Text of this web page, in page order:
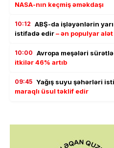
NASA-nın keçmiş əməkdaşı
10:12 ABŞ-da işləyənlərin
istifadə edir– ən populyar
10:00 Avropa meşələri
itkilər 46% artıb
09:45 Yağış suyu şəhərləri
maraqlı üsul təklif edir